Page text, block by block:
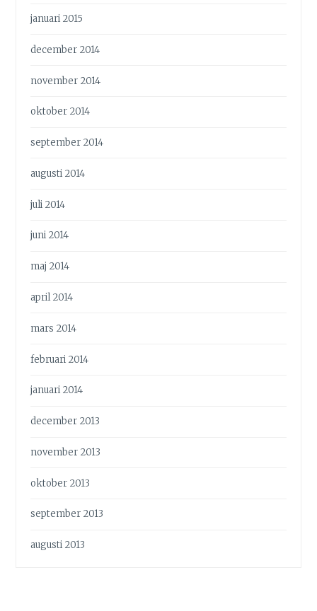
januari 2015
december 2014
november 2014
oktober 2014
september 2014
augusti 2014
juli 2014
juni 2014
maj 2014
april 2014
mars 2014
februari 2014
januari 2014
december 2013
november 2013
oktober 2013
september 2013
augusti 2013